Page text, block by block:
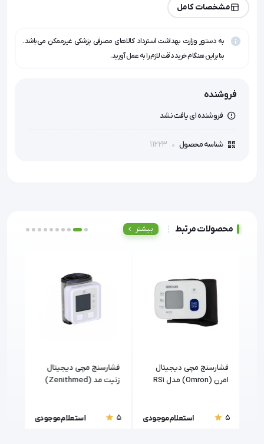
مشخصات کامل
به دستور وزارت بهداشت استرداد کالاهای مصرفی پزشکی غیرممکن می‌باشد.
بنابراین هنگام خرید دقت لازم را به عمل آورید.
فروشنده
فروشنده ای یافت نشد
شناسه محصول 11223
محصولات مرتبط بیشتر
فشارسنج مچی دیجیتال
امرن (Omron) مدل RS1
5 استعلام موجودی
فشارسنج مچی دیجیتال
زنیت مد (Zenithmed)
5 استعلام موجودی